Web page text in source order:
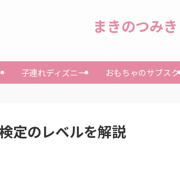
まきのつみき
子連れディズニー おもちゃのサブスク
定のレベルを解説